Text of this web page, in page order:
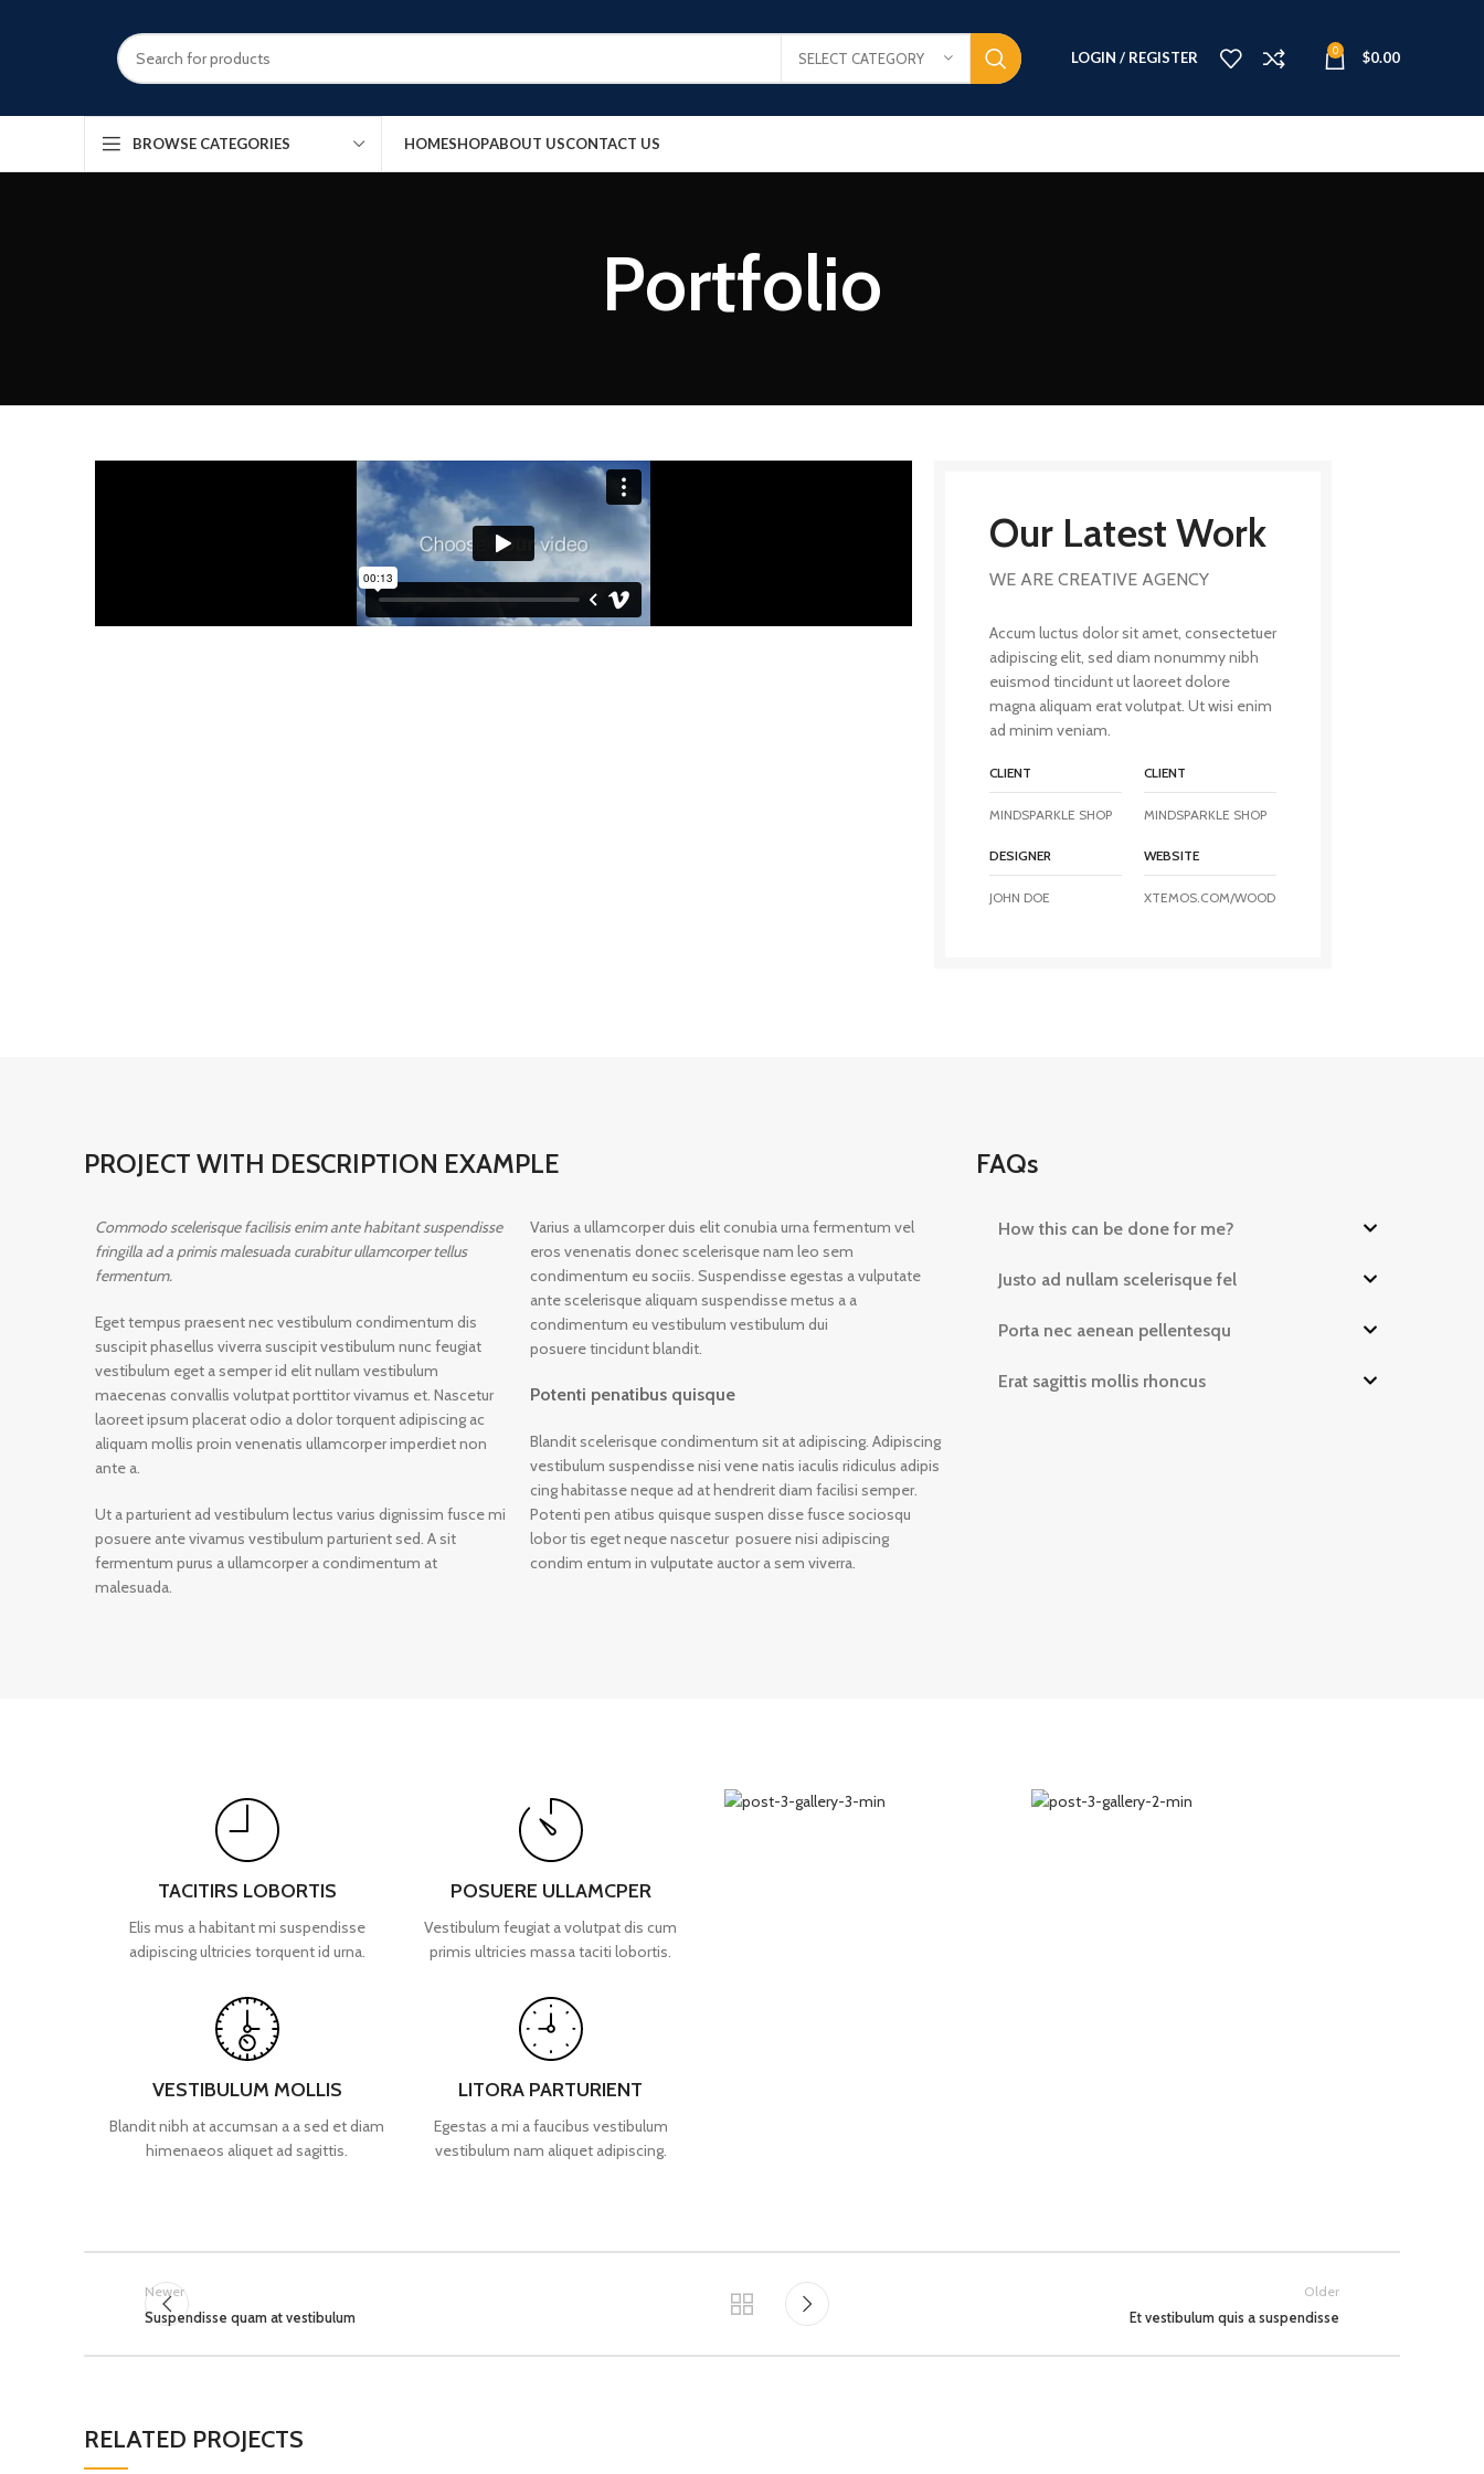
SELECT CATEGORY LOGIN / REGISTER 0 $0.00
BROWSE CATEGORIES HOMESHOPABOUT USCONTACT US
Portfolio
Our Latest Work
WE ARE CREATIVE AGENCY
Accum luctus dolor sit amet, consectetuer
adipiscing elit, sed diam nonummy nibh
euismod tincidunt ut laoreet dolore
magna aliquam erat volutpat. Ut wisi enim
ad minim veniam.
CLIENT
MINDSPARKLE SHOP
CLIENT
MINDSPARKLE SHOP
DESIGNER
JOHN DOE
WEBSITE
XTEMOS.COM/WOOD
PROJECT WITH DESCRIPTION EXAMPLE
Commodo scelerisque facilisis enim ante habitant suspendisse
fringilla ad a primis malesuada curabitur ullamcorper tellus
fermentum.
Eget tempus praesent nec vestibulum condimentum dis
suscipit phasellus viverra suscipit vestibulum nunc feugiat
vestibulum eget a semper id elit nullam vestibulum
maecenas convallis volutpat porttitor vivamus et. Nascetur
laoreet ipsum placerat odio a dolor torquent adipiscing ac
aliquam mollis proin venenatis ullamcorper imperdiet non
ante a.
Ut a parturient ad vestibulum lectus varius dignissim fusce mi
posuere ante vivamus vestibulum parturient sed. A sit
fermentum purus a ullamcorper a condimentum at
malesuada.
Varius a ullamcorper duis elit conubia urna fermentum vel
eros venenatis donec scelerisque nam leo sem
condimentum eu sociis. Suspendisse egestas a vulputate
ante scelerisque aliquam suspendisse metus a a
condimentum eu vestibulum vestibulum dui
posuere tincidunt blandit.
Potenti penatibus quisque
Blandit scelerisque condimentum sit at adipiscing. Adipiscing
vestibulum suspendisse nisi vene natis iaculis ridiculus adipis
cing habitasse neque ad at hendrerit diam facilisi semper.
Potenti pen atibus quisque suspen disse fusce sociosqu
lobor tis eget neque nascetur posuere nisi adipiscing
condim entum in vulputate auctor a sem viverra.
FAQs
How this can be done for me?
Justo ad nullam scelerisque fel
Porta nec aenean pellentesqu
Erat sagittis mollis rhoncus
TACITIRS LOBORTIS
Elis mus a habitant mi suspendisse
adipiscing ultricies torquent id urna.
VESTIBULUM MOLLIS
Blandit nibh at accumsan a a sed et diam
himenaeos aliquet ad sagittis.
POSUERE ULLAMCPER
Vestibulum feugiat a volutpat dis cum
primis ultricies massa taciti lobortis.
LITORA PARTURIENT
Egestas a mi a faucibus vestibulum
vestibulum nam aliquet adipiscing.
Newer
Suspendisse quam at vestibulum
Older
Et vestibulum quis a suspendisse
RELATED PROJECTS